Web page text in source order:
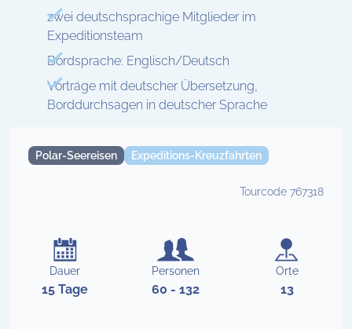
zwei deutschsprachige Mitglieder im
Expeditionsteam
Bordsprache: Englisch/Deutsch
Vorträge mit deutscher Übersetzung,
Borddurchsagen in deutscher Sprache
Polar-Seereisen Expeditions-Kreuzfahrten
Tourcode 767318
Dauer
15 Tage
Personen
60 - 132
Orte
13